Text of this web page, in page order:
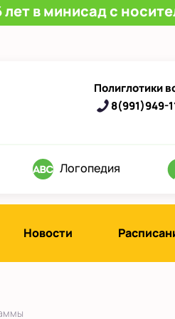
в минисад с
Полиглотики
8(991)949-
Логопедия
Новости